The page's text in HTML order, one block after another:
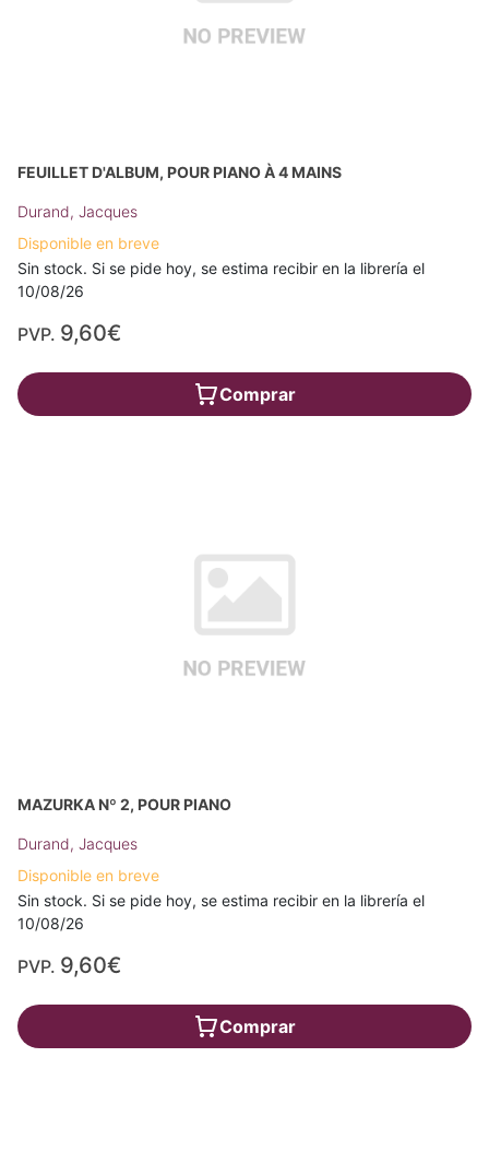
FEUILLET D'ALBUM, POUR PIANO À 4 MAINS
Durand, Jacques
Disponible en breve
Sin stock. Si se pide hoy, se estima recibir en la librería el
10/08/26
PVP. 9,60€
Comprar
MAZURKA Nº 2, POUR PIANO
Durand, Jacques
Disponible en breve
Sin stock. Si se pide hoy, se estima recibir en la librería el
10/08/26
PVP. 9,60€
Comprar